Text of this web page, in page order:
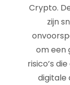
Crypto.
zijn
om een
risico’s
digitale